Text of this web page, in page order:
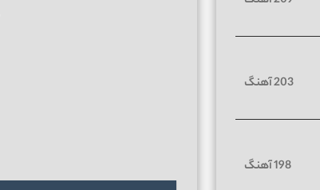
203 آهنگ
198 آهنگ